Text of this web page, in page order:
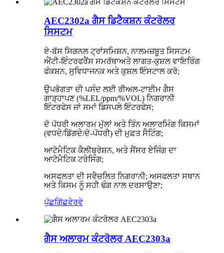
AEC2302a ਗੈਸ ਡਿਟੈਕਸ਼ਨ ਕੰਟਰੋਲਰ
ਸਿਸਟਮ
ਏ-ਬੱਸ ਸਿਗਨਲ ਟ੍ਰਾਂਸਮਿਸ਼ਨ, ਨਾਲਮਜ਼ਬੂਤ ​​ਸਿਸਟਮ
ਐਂਟੀ-ਇੰਟਰਫਰੈਂਸ ਸਮਰੱਥਾਅਤੇ ਲਾਗਤ-ਕੁਸ਼ਲ ਵਾਇਰਿੰਗ
ਫੰਕਸ਼ਨ, ਸੁਵਿਧਾਜਨਕ ਅਤੇ ਕੁਸ਼ਲ ਇੰਸਟਾਲ ਕਰੋ;
ਉਪਭੋਗਤਾ ਦੀ ਪਸੰਦ ਲਈ ਰੀਅਲ-ਟਾਈਮ ਗੈਸ
ਗਾੜ੍ਹਾਪਣ (%LEL/ppm/%VOL) ਨਿਗਰਾਨੀ
ਇੰਟਰਫੇਸ ਜਾਂ ਸਮਾਂ ਡਿਸਪਲੇ ਇੰਟਰਫੇਸ;
ਦੋ ਪੱਧਰੀ ਅਲਾਰਮ ਮੁੱਲਾਂ ਅਤੇ ਤਿੰਨ ਅਲਾਰਮਿੰਗ ਕਿਸਮਾਂ
(ਵਧਦੇ/ਡਿੱਗਦੇ/ਦੋ-ਪੱਧਰੀ) ਦੀ ਮੁਫ਼ਤ ਸੈਟਿੰਗ;
ਆਟੋਮੈਟਿਕ ਕੈਲੀਬ੍ਰੇਸ਼ਨ, ਅਤੇ ਸੈਂਸਰ ਏਜਿੰਗ ਦਾ
ਆਟੋਮੈਟਿਕ ਟਰੇਸਿੰਗ;
ਅਸਫਲਤਾ ਦੀ ਸਵੈਚਲਿਤ ਨਿਗਰਾਨੀ; ਅਸਫਲਤਾ ਸਥਾਨ
ਅਤੇ ਕਿਸਮ ਨੂੰ ਸਹੀ ਢੰਗ ਨਾਲ ਦਰਸਾਉਣਾ;
ਪੁੱਛਗਿੱਛਵੇਰਵੇ
ਗੈਸ ਅਲਾਰਮ ਕੰਟਰੋਲਰ AEC2303a